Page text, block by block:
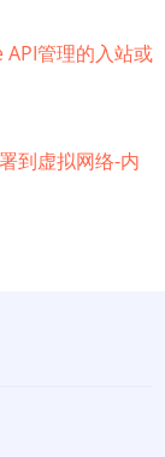
API管理的入站或
到虚拟网络-内